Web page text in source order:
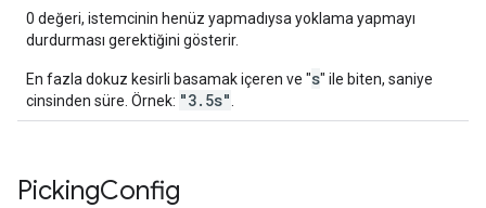
0 değeri, istemcinin henüz yapmadıysa yoklama yapmayı
durdurması gerektiğini gösterir.
En fazla dokuz kesirli basamak içeren ve "s" ile biten, saniye
cinsinden süre. Örnek: "3.5s"
PickingConfig